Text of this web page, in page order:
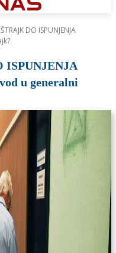
DO ISPUNJENJA
ISPUNJENJA
u generalni